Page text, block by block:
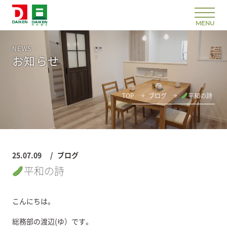
NEWS
お知らせ
TOP ブログ 平和の詩
25.07.09 ブログ
平和の詩
こんにちは。
総務部の渡辺(ゆ）です。